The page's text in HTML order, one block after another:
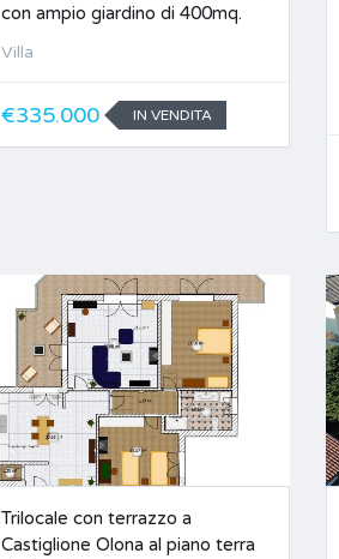
con ampio giardino di 400mq.
Villa
€335.000 IN VENDITA
Trilocale con terrazzo a
Castiglione Olona al piano terra